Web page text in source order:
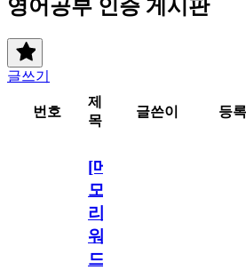
영어공부 인증 게시판
글쓰기
번호
제
목
글쓴이 등
[메
모
리
워
드